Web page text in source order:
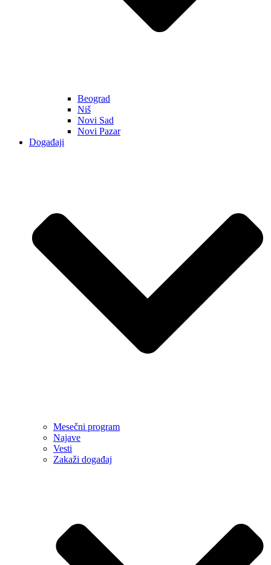
Beograd
Niš
Novi Sad
Novi Pazar
Događaji
Mesečni program
Najave
Vesti
Zakaži događaj